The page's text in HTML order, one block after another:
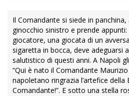
Il Comandante si siede in
ginocchio sinistro e prende
giocatore, una giocata di un
sigaretta in bocca, deve adeguarsi
salutistico di questi anni. A Napoli
“Qui è nato il Comandante
napoletano ringrazia l’artefice della
Comandante!”. E sotto una stella